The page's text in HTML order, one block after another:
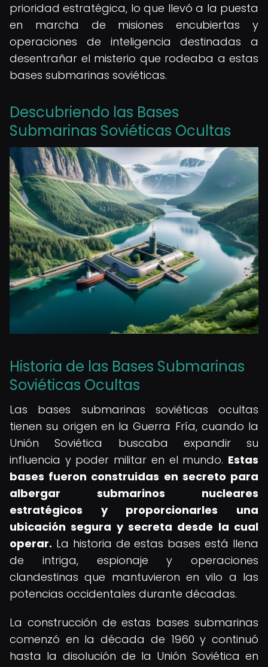
prioridad estratégica, lo que llevó a la puesta
en marcha de misiones encubiertas y
operaciones de inteligencia destinadas a
desentrañar el misterio que rodeaba a estas
bases submarinas soviéticas.
Descubriendo las Bases
Submarinas Soviéticas Ocultas
Historia de las Bases Submarinas
Soviéticas Ocultas
Las bases submarinas soviéticas ocultas
tienen su origen en la Guerra Fría, cuando la
Unión Soviética buscaba expandir su
influencia y poder militar en el mundo. Estas
bases fueron construidas en secreto para
albergar submarinos nucleares
estratégicos y proporcionarles una
ubicación segura y secreta desde la cual
operar. La historia de estas bases está llena
de intriga, espionaje y operaciones
clandestinas que mantuvieron en vilo a las
potencias occidentales durante décadas.
La construcción de estas bases submarinas
comenzó en la década de 1960 y continuó
hasta la disolución de la Unión Soviética en